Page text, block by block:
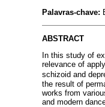
Palavras-chave:
ABSTRACT
In this study of
relevance of
schizoid and
the result of
works from
and modern